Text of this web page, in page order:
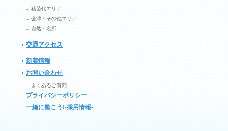
猪苗代エリア
会津・その他エリア
自然・名所
交通アクセス
新着情報
お問い合わせ
よくあるご質問
プライバシーポリシー
一緒に働こう!-採用情報-